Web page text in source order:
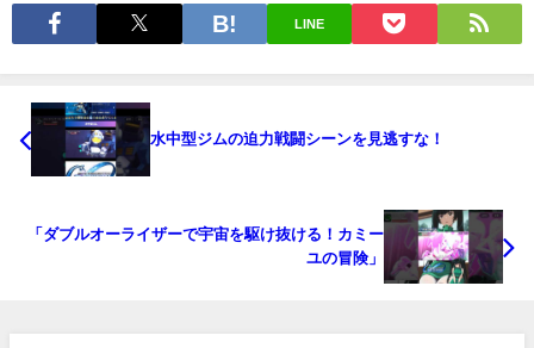
LINE
水中型ジムの迫力戦闘シーンを見逃すな！
「ダブルオーライザーで宇宙を駆け抜ける！カミー
ユの冒険」